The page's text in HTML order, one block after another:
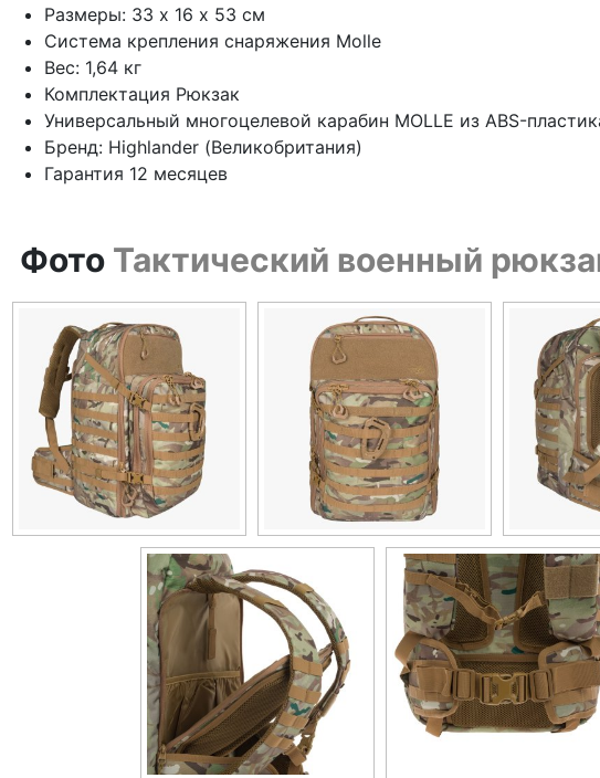
Размеры: 33 х 16 х 53 см
Система крепления снаряжения Molle
Вес: 1,64 кг
Комплектация Рюкзак
Универсальный многоцелевой карабин MOLLE из ABS-
Бренд: Highlander (Великобритания)
Гарантия 12 месяцев
Фото Тактический военный